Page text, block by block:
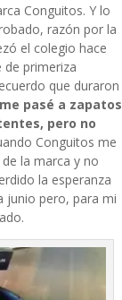
Conguitos. Y lo
razón por la
el colegio hace
de primeriza
que duraron
me pasé a zapatos
pero no
Conguitos me
la marca y no
la esperanza
junio pero, para mi